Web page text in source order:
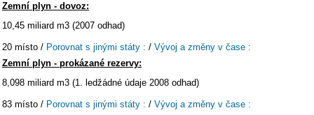
Zemní plyn - dovoz:
10,45 miliard m3 (2007 odhad)
20 místo / Porovnat s jinými státy : / Vývoj a změny v čase :
Zemní plyn - prokázané rezervy:
8,098 miliard m3 (1. ledžádné údaje 2008 odhad)
83 místo / Porovnat s jinými státy : / Vývoj a změny v čase :